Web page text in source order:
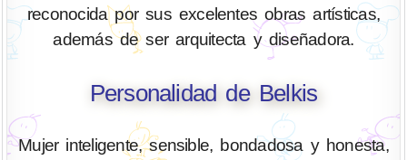
reconocida por sus excelentes obras artísticas,
además de ser arquitecta y diseñadora.
Personalidad de Belkis
Mujer inteligente, sensible, bondadosa y honesta,